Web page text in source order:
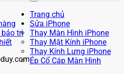
trì
Trang chủ
Sửa iPhone
Thay Màn Hình iPhone
Thay Mặt Kính iPhone
Thay Kính Lưng iPhone
Ép Cổ Cáp Màn Hình